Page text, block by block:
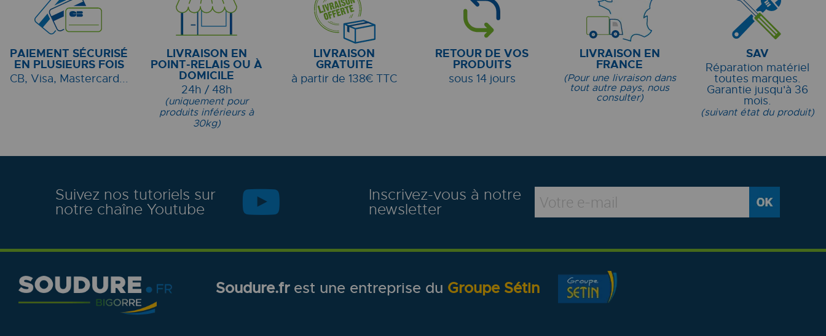
PAIEMENT SÉCURISÉ
EN PLUSIEURS FOIS
CB, Visa, Mastercard...
LIVRAISON EN
POINT-RELAIS OU À
DOMICILE
24h / 48h
(uniquement pour
produits inférieurs à
30kg)
LIVRAISON
GRATUITE
à partir de 138€ TTC
RETOUR DE VOS
PRODUITS
sous 14 jours
LIVRAISON EN
FRANCE
(Pour une livraison dans
tout autre pays, nous
consulter)
SAV
Réparation matériel
toutes marques.
Garantie jusqu'à 36
mois.
(suivant état du produit)
Suivez nos tutoriels sur
notre chaîne Youtube
Inscrivez-vous à notre
newsletter
Soudure.frest une entreprise du Groupe Sétin